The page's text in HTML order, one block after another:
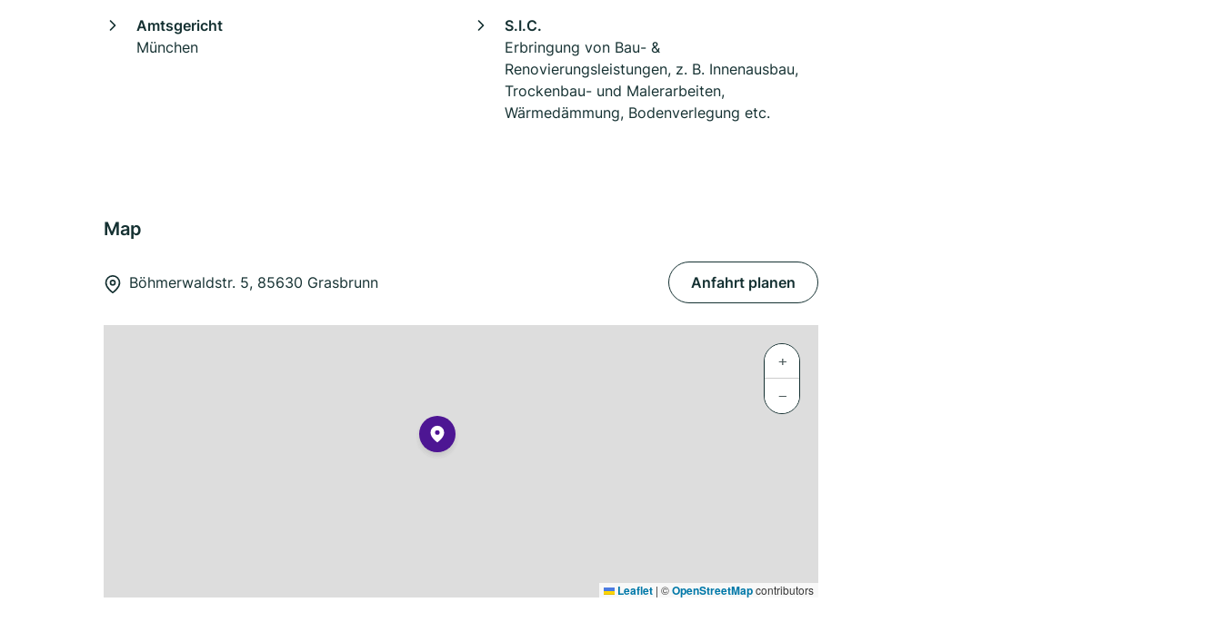
Amtsgericht
München
S.I.C.
Erbringung von Bau- &
Renovierungsleistungen, z. B. Innenausbau,
Trockenbau- und Malerarbeiten,
Wärmedämmung, Bodenverlegung etc.
Map
Böhmerwaldstr. 5, 85630 Grasbrunn Anfahrt planen
+
−
Leaflet | ©OpenStreetMapcontributors